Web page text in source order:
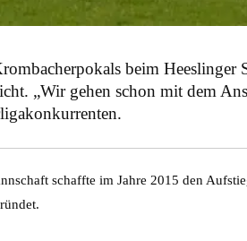
beim Heeslinger
„Wir gehen schon mit dem
schaffte im Jahre 2015 den